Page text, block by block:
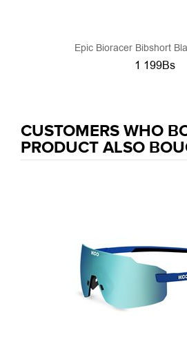
Epic Bioracer Bibshort
1 199Bs
CUSTOMERS WHO
PRODUCT ALSO